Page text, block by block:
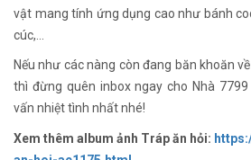
vật mang tính ứng dụng cao như bánh
cúc,...
Nếu như các nàng còn đang băn khoăn
thì đừng quên inbox ngay cho Nhà
vấn nhiệt tình nhất nhé!
Xem thêm album ảnh Tráp ăn hỏi: